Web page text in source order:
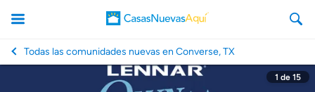
Todas las comunidades nuevas en Converse, TX
1 de 15